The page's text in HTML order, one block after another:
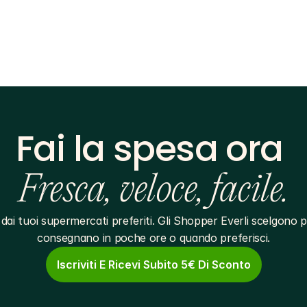
Fai la spesa ora
Fresca, veloce, facile.
tuoi supermercati preferiti. Gli Shopper Everli scelgono
consegnano in poche ore o quando preferisci.
Iscriviti E Ricevi Subito 5€ Di Sconto